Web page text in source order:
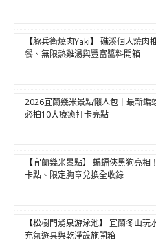
【豚兵衛燒肉Yaki】 礁溪個人燒肉
餐、無限熱雞湯與豐富醬料開箱
2026宜蘭幾米景點懶人包｜最新蝙
必拍10大療癒打卡亮點
【宜蘭幾米景點】 蝙蝠俠黑狗亮
卡點、限定胸章兌換全收錄
【松樹門湧泉游泳池】 宜蘭冬山玩
充氣遊具與乾淨設施開箱